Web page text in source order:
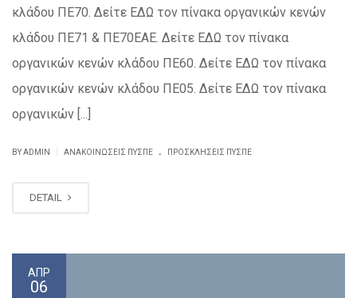
κλάδου ΠΕ70. Δείτε ΕΔΩ τον πίνακα οργανικών κενών
κλάδου ΠΕ71 & ΠΕ70ΕΑΕ. Δείτε ΕΔΩ τον πίνακα
οργανικών κενών κλάδου ΠΕ60. Δείτε ΕΔΩ τον πίνακα
οργανικών κενών κλάδου ΠΕ05. Δείτε ΕΔΩ τον πίνακα
οργανικών [...]
BY ADMIN ΑΝΑΚΟΙΝΏΣΕΙΣ ΠΥΣΠΕ . ΠΡΟΣΚΛΉΣΕΙΣ ΠΥΣΠΕ
DETAIL
ΑΠΡ
06